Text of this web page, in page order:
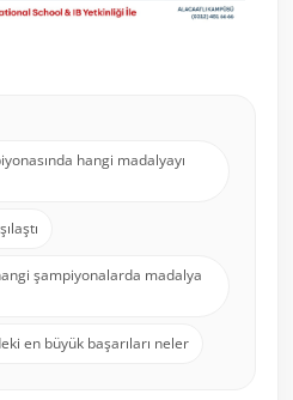
hangi madalyayı
şampiyonalarda madalya
en büyük başarıları neler